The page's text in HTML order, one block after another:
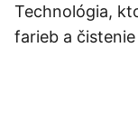
Technológia,
farieb a